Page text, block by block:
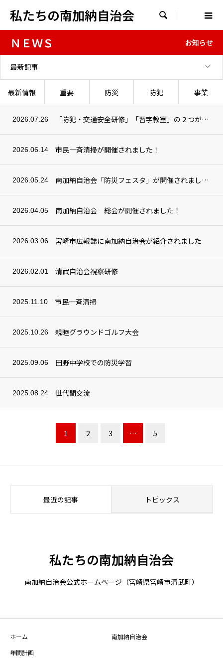
私たちの南加納自治会 
ＮＥＷＳ お知らせ
最新記事
最新情報 重要 防災 防犯 事業
2026.07.26 「防犯・交通安全研修」「習字教室」の２つが開催されました！
2026.06.14 市民一斉清掃が開催されました！
2026.05.24 南加納自治会「防災フェスタ」が開催されました！
2026.04.05 南加納自治会 総会が開催されました！
2026.03.06 宮崎市広報誌に南加納自治会が紹介されました
2026.02.01 清武自治会視察研修
2025.11.10 市民一斉清掃
2025.10.26 親睦グラウンドゴルフ大会
2025.09.06 田野中学校での防災学習
2025.08.24 世代間交流
1 2 3 … 5
最近の記事 トピックス
私たちの南加納自治会
南加納自治会公式ホームページ（宮崎県宮崎市清武町）
ホーム
南加納自治会
年間計画